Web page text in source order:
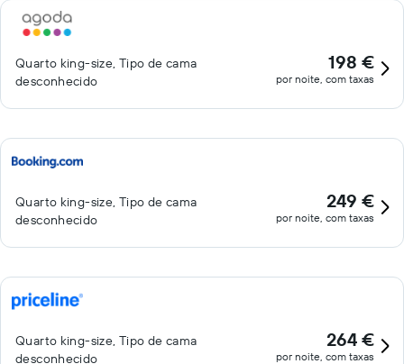
Quarto king-size, Tipo de cama
desconhecido
198 €
por noite, com taxas
Quarto king-size, Tipo de cama
desconhecido
249 €
por noite, com taxas
Quarto king-size, Tipo de cama
desconhecido
264 €
por noite, com taxas